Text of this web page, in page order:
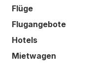
Flüge
Flugangebote
Hotels
Mietwagen